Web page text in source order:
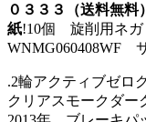
０３３３（送料無
紙!10個 旋削用ネ
WNMG060408WF
.2輪アクティブゼロ
クリアスモークダー